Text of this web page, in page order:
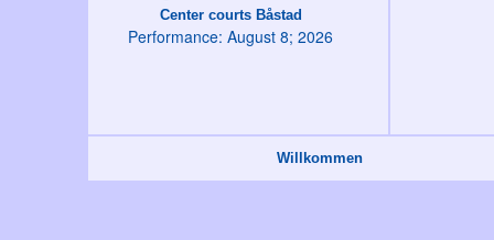
Center courts Båstad
Performance: August 8; 2026
Willkommen